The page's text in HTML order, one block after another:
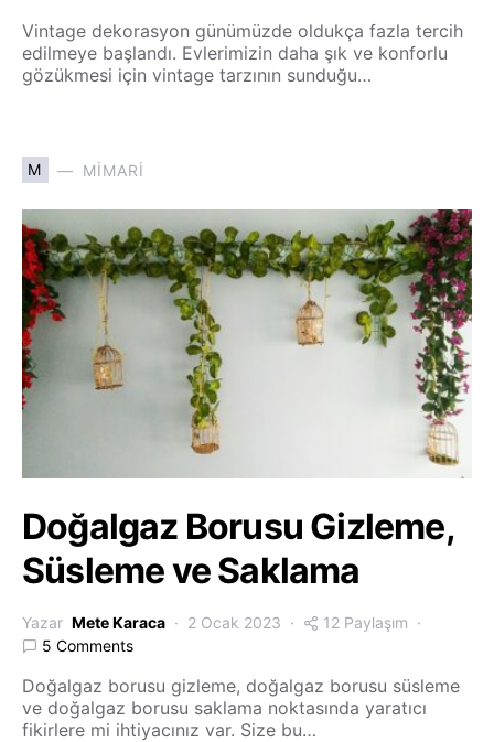
Vintage dekorasyon günümüzde oldukça fazla tercih
edilmeye başlandı. Evlerimizin daha şık ve konforlu
gözükmesi için vintage tarzının sunduğu…
M MIMARI
Doğalgaz Borusu Gizleme,
Süsleme ve Saklama
Yazar Mete Karaca 2 Ocak 2023
12 Paylaşım
5 Comments
Doğalgaz borusu gizleme, doğalgaz borusu süsleme
ve doğalgaz borusu saklama noktasında yaratıcı
fikirlere mi ihtiyacınız var. Size bu…